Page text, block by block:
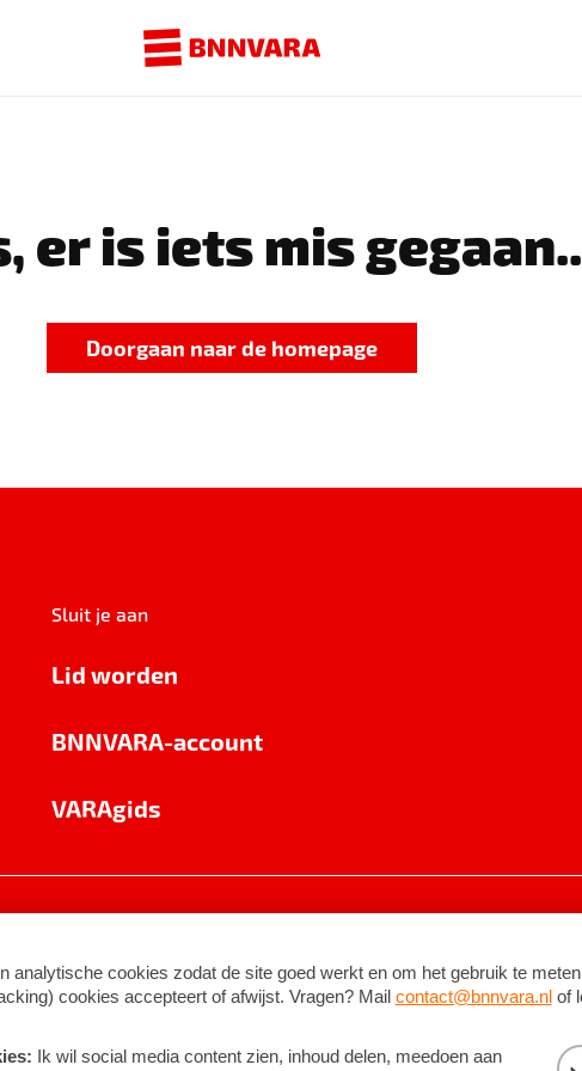
er is iets mis gegaan..
Doorgaan naar de homepage
Sluit je aan
Lid worden
BNNVARA-account
VARAgids
©2026BNNVARA